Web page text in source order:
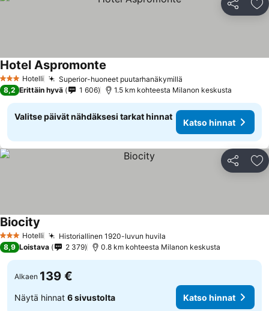
Jaa
3 Tähtiluokitus
Hotelli Superior-huoneet puutarhanäkymillä
Hotel Aspromonte
8,2 Erittäin hyvä 1 606 1.5 km kohteesta Milanon keskusta
Valitse päivät nähdäksesi tarkat hinnat
Katso hinnat
Jaa
3 Tähtiluokitus
Hotelli Historiallinen 1920-luvun huvila
Biocity
8,9 Loistava 2 379 0.8 km kohteesta Milanon keskusta
Alkaen 139 €
Näytä hinnat 6 sivustolta Katso hinnat